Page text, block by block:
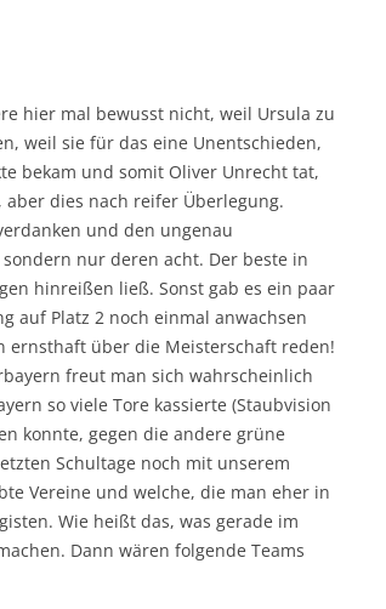
hier mal bewusst nicht, weil Ursula zu
weil sie für das eine Unentschieden,
bekam und somit Oliver Unrecht tat,
dies nach reifer Überlegung.
und den ungenau
nur deren acht. Der beste in
hinreißen ließ. Sonst gab es ein paar
auf Platz 2 noch einmal anwachsen
ernsthaft über die Meisterschaft reden!
freut man sich wahrscheinlich
so viele Tore kassierte (Staubvision
konnte, gegen die andere grüne
Schultage noch mit unserem
Vereine und welche, die man eher in
Wie heißt das, was gerade im
Dann wären folgende Teams